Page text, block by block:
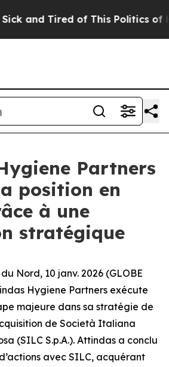
and Tired of This Politics of
Partners
position en
à une
stratégique
Nord, 10 janv. 2026 (GLOBE
Hygiene Partners exécute
majeure dans sa stratégie de
de Società Italiana
(SILC S.p.A.). Attindas a conclu
avec SILC, acquérant